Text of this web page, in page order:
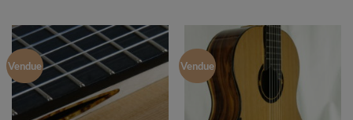
Vendue Vendue